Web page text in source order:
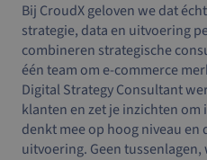
Bij CroudX geloven we dat
strategie, data en uitvoering
combineren strategische
één team om e-commerce
Digital Strategy Consultant
klanten en zet je inzichten
denkt mee op hoog niveau en
uitvoering. Geen tussenlagen,